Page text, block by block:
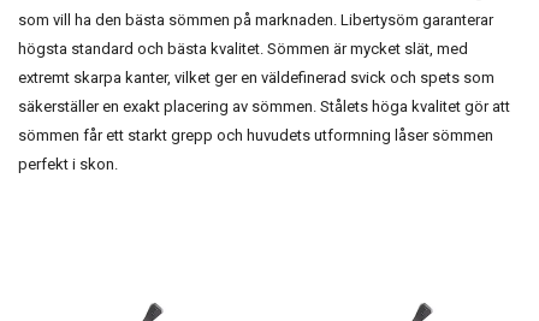
som vill ha den bästa sömmen på marknaden. Libertysöm garanterar
högsta standard och bästa kvalitet. Sömmen är mycket slät, med
extremt skarpa kanter, vilket ger en väldefinerad svick och spets som
säkerställer en exakt placering av sömmen. Stålets höga kvalitet gör att
sömmen får ett starkt grepp och huvudets utformning låser sömmen
perfekt i skon.